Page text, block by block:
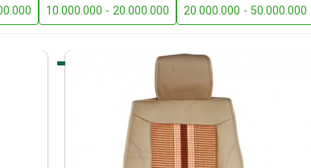
10.000.000 - 20.000.000 20.000.000 - 50.000.000